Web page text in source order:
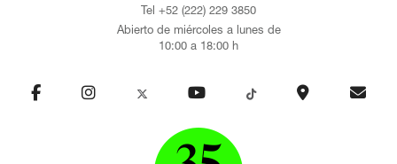
Tel +52 (222) 229 3850
Abierto de miércoles a lunes de
10:00 a 18:00 h